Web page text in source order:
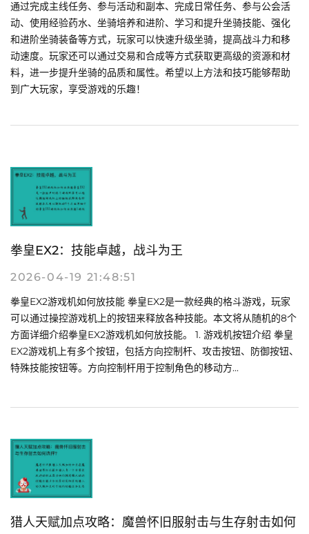
通过完成主线任务、参与活动和副本、完成日常任务、参与公会活
动、使用经验药水、坐骑培养和进阶、学习和提升坐骑技能、强化
和进阶坐骑装备等方式，玩家可以快速升级坐骑，提高战斗力和移
动速度。玩家还可以通过交易和合成等方式获取更高级的资源和材
料，进一步提升坐骑的品质和属性。希望以上方法和技巧能够帮助
到广大玩家，享受游戏的乐趣！
拳皇EX2：技能卓越，战斗为王
2026-04-19 21:48:51
拳皇EX2游戏机如何放技能 拳皇EX2是一款经典的格斗游戏，玩家
可以通过操控游戏机上的按钮来释放各种技能。本文将从随机的8个
方面详细介绍拳皇EX2游戏机如何放技能。 1. 游戏机按钮介绍 拳皇
EX2游戏机上有多个按钮，包括方向控制杆、攻击按钮、防御按钮、
特殊技能按钮等。方向控制杆用于控制角色的移动方...
猎人天赋加点攻略：魔兽怀旧服射击与生存射击如何